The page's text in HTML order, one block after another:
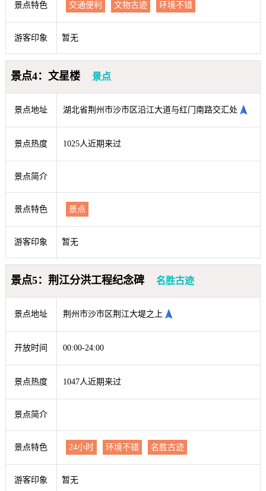
景点特色 交通便利 文物古迹 环境不错
游客印象 暂无
景点4：文星楼 景点
景点地址 湖北省荆州市沙市区沿江大道与红门南路交汇处
景点热度 1025人近期来过
景点简介
景点特色 景点
游客印象 暂无
景点5：荆江分洪工程纪念碑 名胜古迹
景点地址 荆州市沙市区荆江大堤之上
开放时间 00:00-24:00
景点热度 1047人近期来过
景点简介
景点特色 24小时 环境不错 名胜古迹
游客印象 暂无